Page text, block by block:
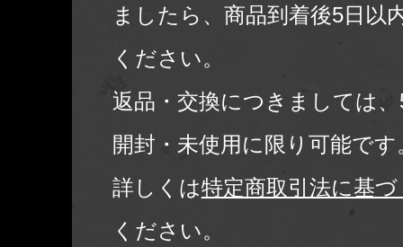
ましたら、商品到着後5日以
ください。
返品・交換につきましては
開封・未使用に限り可能です
詳しくは特定商取引法に基
ください。